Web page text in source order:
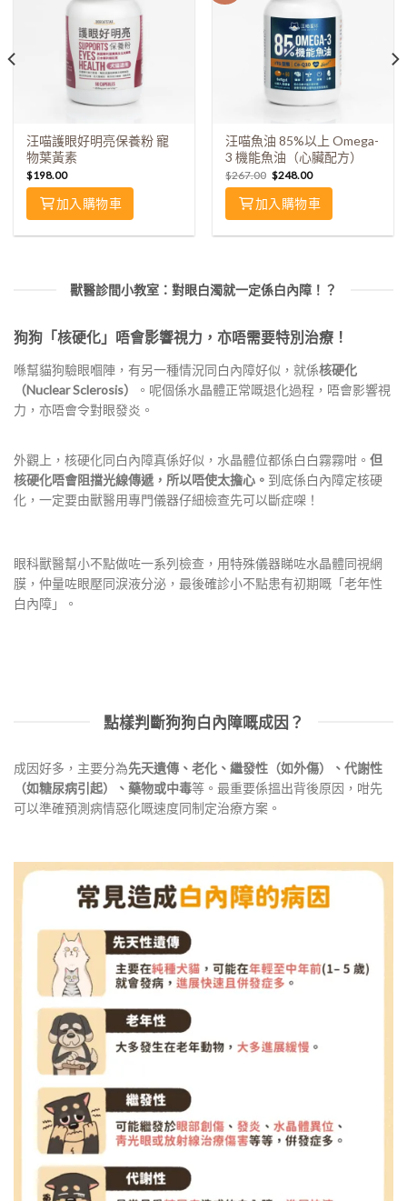
汪喵護眼好明亮保養粉 寵
物葉黃素
$198.00
加入購物車
汪喵魚油 85%以上 Omega-
3 機能魚油（心臟配方）
$267.00 $248.00
加入購物車
獸醫診間小教室：對眼白濁就一定係白內障！？
狗狗「核硬化」唔會影響視力，亦唔需要特別治療！
喺幫貓狗驗眼嗰陣，有另一種情況同白內障好似，就係核硬化
（Nuclear Sclerosis）
。呢個係水晶體正常嘅退化過程，唔會影響視
力，亦唔會令對眼發炎。
外觀上，核硬化同白內障真係好似，水晶體位都係白白霧霧咁。 但
核硬化唔會阻擋光線傳遞，所以唔使太擔心。 到底係白內障定核硬
化，一定要由獸醫用專門儀器仔細檢查先可以斷症㗎！
眼科獸醫幫小不點做咗一系列檢查，用特殊儀器睇咗水晶體同視網
膜，仲量咗眼壓同淚液分泌，最後確診小不點患有初期嘅「老年性
白內障」。
點樣判斷狗狗白內障嘅成因？
成因好多，主要分為先天遺傳、老化、繼發性（如外傷）、代謝性
（如糖尿病引起）、藥物或中毒等。最重要係搵出背後原因，咁先
可以準確預測病情惡化嘅速度同制定治療方案。